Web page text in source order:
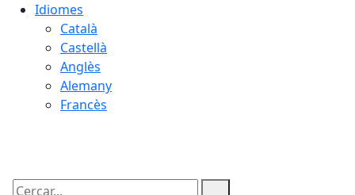
Idiomes
Català
Castellà
Anglès
Alemany
Francès